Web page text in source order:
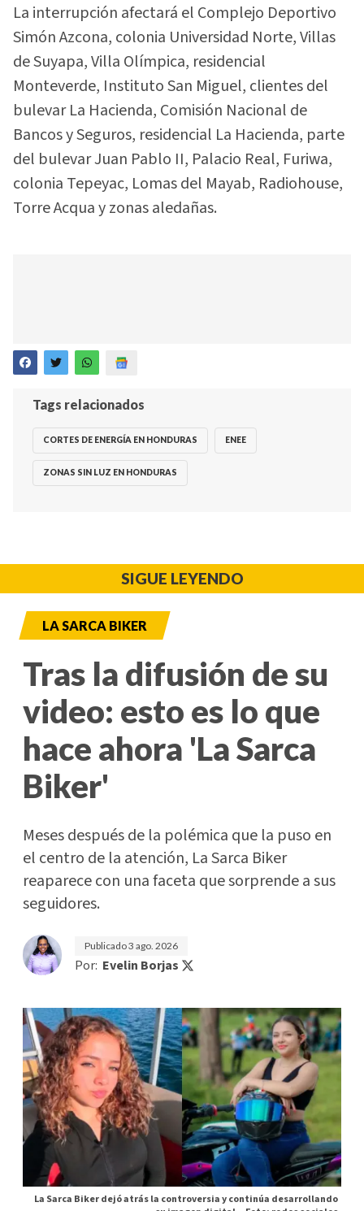
La interrupción afectará el Complejo Deportivo
Simón Azcona, colonia Universidad Norte, Villas
de Suyapa, Villa Olímpica, residencial
Monteverde, Instituto San Miguel, clientes del
bulevar La Hacienda, Comisión Nacional de
Bancos y Seguros, residencial La Hacienda, parte
del bulevar Juan Pablo II, Palacio Real, Furiwa,
colonia Tepeyac, Lomas del Mayab, Radiohouse,
Torre Acqua y zonas aledañas.
Tags relacionados
CORTES DE ENERGÍA EN HONDURAS ENEE
ZONAS SIN LUZ EN HONDURAS
SIGUE LEYENDO
LA SARCA BIKER
Tras la difusión de su
video: esto es lo que
hace ahora 'La Sarca
Biker'
Meses después de la polémica que la puso en
el centro de la atención, La Sarca Biker
reaparece con una faceta que sorprende a sus
seguidores.
Publicado3 ago. 2026
Por: Evelin Borjas
La Sarca Biker dejó atrás la controversia y continúa desarrollando